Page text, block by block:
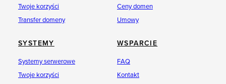
Twoje korzyści
Transfer domeny
Ceny domen
Umowy
SYSTEMY
Systemy serwerowe
Twoje korzyści
WSPARCIE
FAQ
Kontakt